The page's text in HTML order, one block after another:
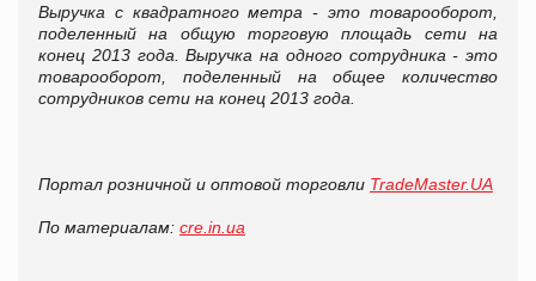
Выручка с квадратного метра - это товарооборот,
поделенный на общую торговую площадь сети на
конец 2013 года. Выручка на одного сотрудника - это
товарооборот, поделенный на общее количество
сотрудников сети на конец 2013 года.
Портал розничной и оптовой торговли TradeMaster.UA
По материалам: cre.in.ua